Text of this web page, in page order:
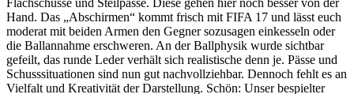
Hand. Das „Abschirmen“ kommt frisch mit FIFA 17 und lässt euch
moderat mit beiden Armen den Gegner sozusagen einkesseln oder
die Ballannahme erschweren. An der Ballphysik wurde sichtbar
gefeilt, das runde Leder verhält sich realistische denn je. Pässe und
Schusssituationen sind nun gut nachvollziehbar. Dennoch fehlt es an
Vielfalt und Kreativität der Darstellung. Schön: Unser bespielter